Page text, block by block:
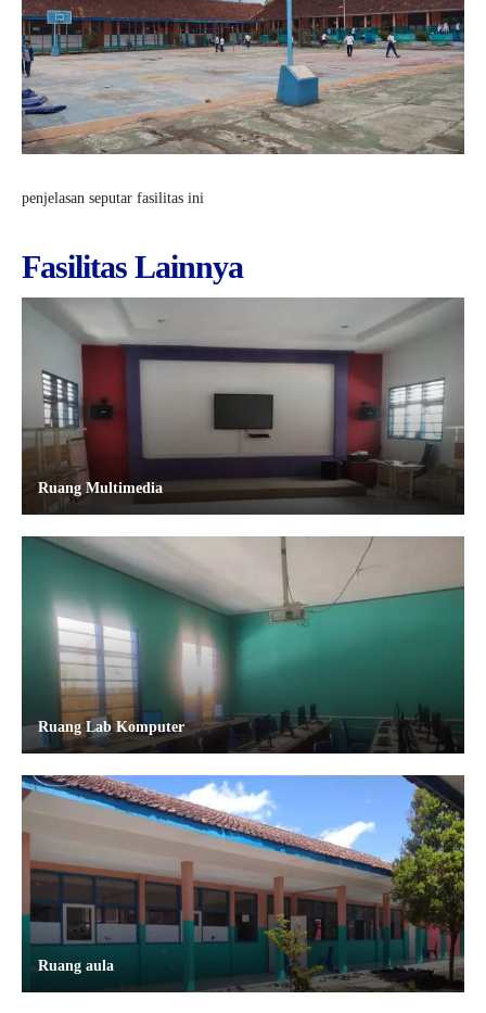
penjelasan seputar fasilitas ini
Fasilitas Lainnya
Ruang Multimedia
Ruang Lab Komputer
Ruang aula